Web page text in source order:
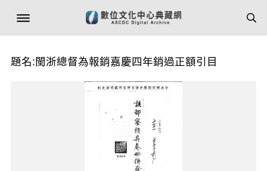
題名:閩浙總督為報銷嘉慶四年銷過正額引目